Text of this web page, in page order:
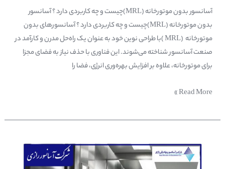
آسانسور بدون موتورخانه (MRL)چیست و چه کاربردی دارد ؟ آسانسور
بدون موتورخانه (MRL)چیست و چه کاربردی دارد ؟ آسانسورهای بدون
موتورخانه (MRL )با طراحی نوین خود به عنوان یک راه‌حل مدرن و کارآمد در
صنعت آسانسور شناخته می‌شوند. این فناوری با حذف نیاز به فضای مجزا
برای موتورخانه، علاوه بر افزایش بهره‌وری انرژی، فضا را
Read More »
سقوط